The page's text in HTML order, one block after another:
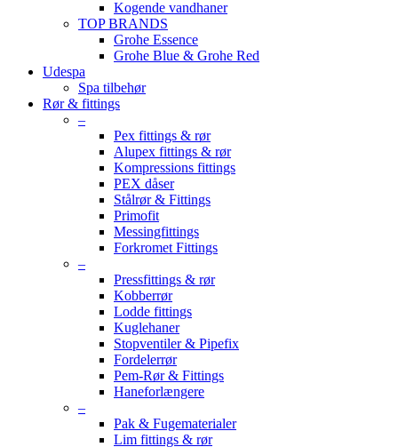
Kogende vandhaner
TOP BRANDS
Grohe Essence
Grohe Blue & Grohe Red
Udespa
Spa tilbehør
Rør & fittings
–
Pex fittings & rør
Alupex fittings & rør
Kompressions fittings
PEX dåser
Stålrør & Fittings
Primofit
Messingfittings
Forkromet Fittings
–
Pressfittings & rør
Kobberrør
Lodde fittings
Kuglehaner
Stopventiler & Pipefix
Fordelerrør
Pem-Rør & Fittings
Haneforlængere
–
Pak & Fugematerialer
Lim fittings & rør